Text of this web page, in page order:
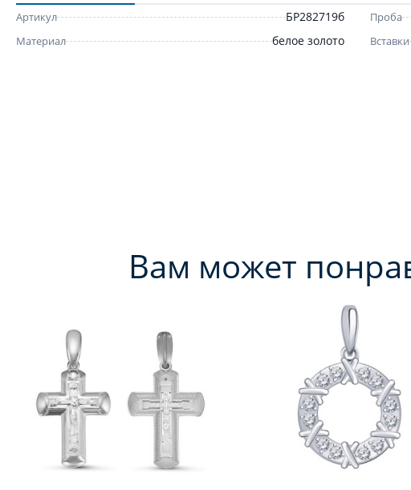
Артикул БР282719б
Материал белое золото
Проба
Вставки
Вам может